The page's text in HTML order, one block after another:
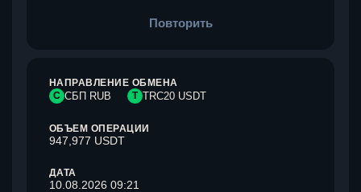
Повторить
НАПРАВЛЕНИЕ ОБМЕНА
С СБП RUB T TRC20 USDT
ОБЪЕМ ОПЕРАЦИИ
947,977 USDT
ДАТА
10.08.2026 09:21